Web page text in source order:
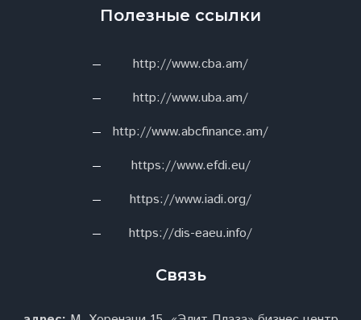
Полезные ссылки
http://www.cba.am/
http://www.uba.am/
http://www.abcfinance.am/
https://www.efdi.eu/
https://www.iadi.org/
https://dis-eaeu.info/
Связь